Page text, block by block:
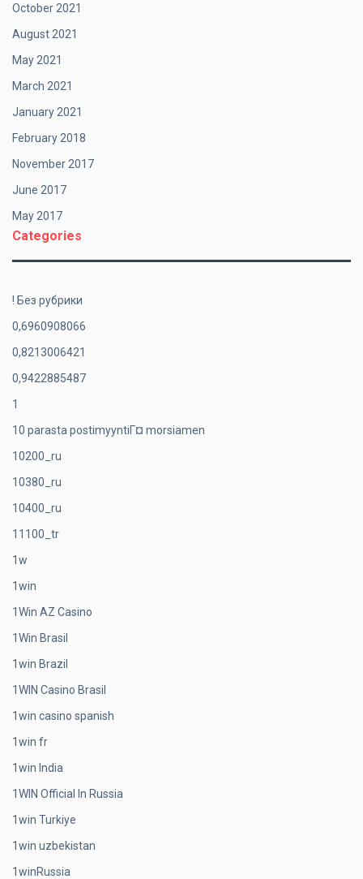
October 2021
August 2021
May 2021
March 2021
January 2021
February 2018
November 2017
June 2017
May 2017
Categories
! Без рубрики
0,6960908066
0,8213006421
0,9422885487
1
10 parasta postimyyntiГ¤ morsiamen
10200_ru
10380_ru
10400_ru
11100_tr
1w
1win
1Win AZ Casino
1Win Brasil
1win Brazil
1WIN Casino Brasil
1win casino spanish
1win fr
1win India
1WIN Official In Russia
1win Turkiye
1win uzbekistan
1winRussia